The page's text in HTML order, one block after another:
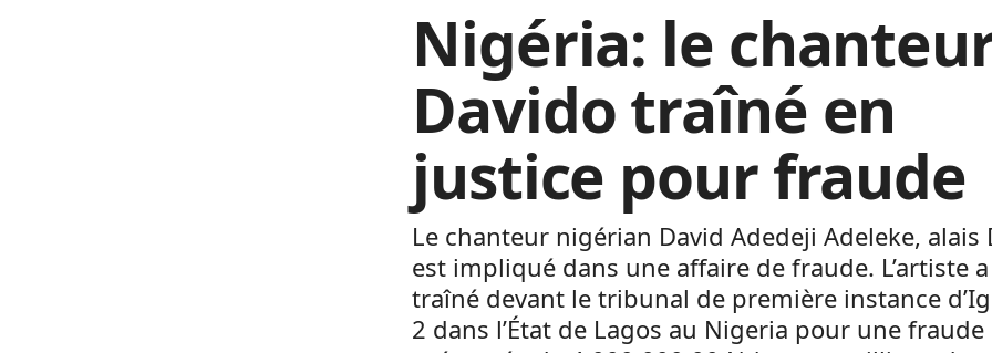
Nigéria: le
Davido traîné en
justice pour fraude
Le chanteur nigérian David Adedeji Adeleke, alais
est impliqué dans une affaire de fraude. L’artiste
traîné devant le tribunal de première instance
2 dans l’État de Lagos au Nigeria pour une fraude